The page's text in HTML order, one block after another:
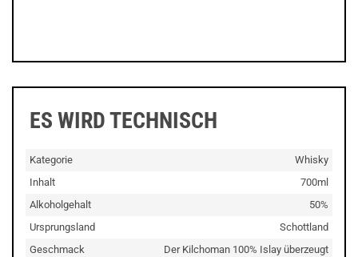
ES WIRD TECHNISCH
Kategorie
Whisky
Inhalt
700ml
Alkoholgehalt
50%
Ursprungsland
Schottland
Geschmack
Der Kilchoman 100% Islay überzeugt